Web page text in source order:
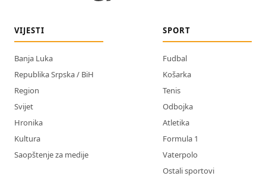
VIJESTI
Banja Luka
Republika Srpska / BiH
Region
Svijet
Hronika
Kultura
Saopštenje za medije
SPORT
Fudbal
Košarka
Tenis
Odbojka
Atletika
Formula 1
Vaterpolo
Ostali sportovi